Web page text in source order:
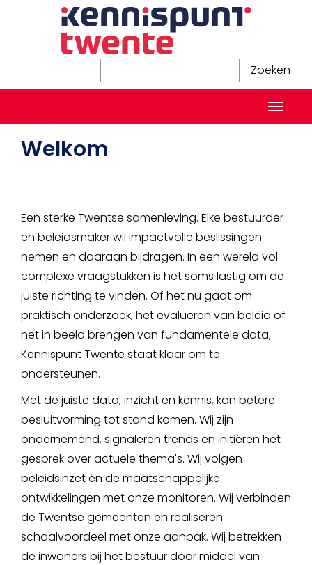
Zoeken Zoeken
Welkom
Een sterke Twentse samenleving. Elke bestuurder
en beleidsmaker wil impactvolle beslissingen
nemen en daaraan bijdragen. In een wereld vol
complexe vraagstukken is het soms lastig om de
juiste richting te vinden. Of het nu gaat om
praktisch onderzoek, het evalueren van beleid of
het in beeld brengen van fundamentele data,
Kennispunt Twente staat klaar om te
ondersteunen.
Met de juiste data, inzicht en kennis, kan betere
besluitvorming tot stand komen. Wij zijn
ondernemend, signaleren trends en initiëren het
gesprek over actuele thema's. Wij volgen
beleidsinzet én de maatschappelijke
ontwikkelingen met onze monitoren. Wij verbinden
de Twentse gemeenten en realiseren
schaalvoordeel met onze aanpak. Wij betrekken
de inwoners bij het bestuur door middel van